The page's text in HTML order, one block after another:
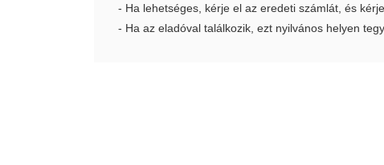
- Ha lehetséges, kérje el az eredeti számlát, és
- Ha az eladóval találkozik, ezt nyilvános helyen